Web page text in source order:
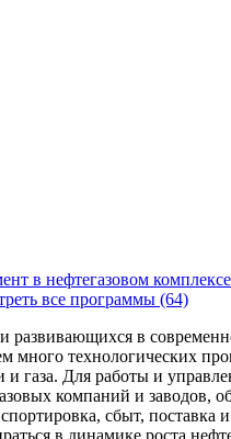
в нефтегазовом комплексе
все программы (64)
в
технологических
газа. Для работы и
компаний и заводов,
сбыт,